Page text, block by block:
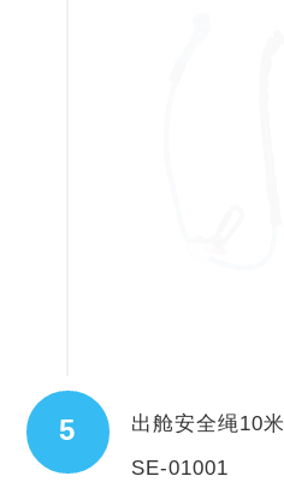
5 出舱安全绳10米
SE-01001